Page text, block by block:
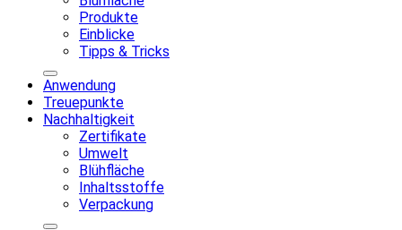
Produkte
Einblicke
Tipps & Tricks
Anwendung
Treuepunkte
Nachhaltigkeit
Zertifikate
Umwelt
Blühfläche
Inhaltsstoffe
Verpackung